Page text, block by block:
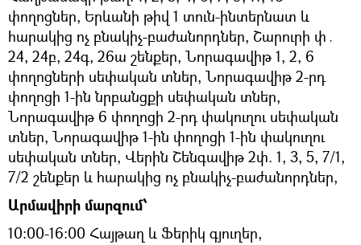
փողոցներ, Երևանի թիվ 1 տուն-ինտերնատ և
հարակից ոչ բնակիչ-բաժանորդներ, Շարուրի փ․
24, 24բ, 24գ, 26ա շենքեր, Նորագավիթ 1, 2, 6
փողոցների սեփական տներ, Նորագավիթ 2-րդ
փողոցի 1-ին նրբանցքի սեփական տներ,
Նորագավիթ 6 փողոցի 2-րդ փակուղու սեփական
տներ, Նորագավիթ 1-ին փողոցի 1-ին փակուղու
սեփական տներ, Վերին Շենգավիթ 2փ. 1, 3, 5, 7/1,
7/2 շենքեր և հարակից ոչ բնակիչ-բաժանորդներ,
Արմավիրի մարզում՝
10։00-16։00 Հայթաղ և Ֆերիկ գյուղեր,